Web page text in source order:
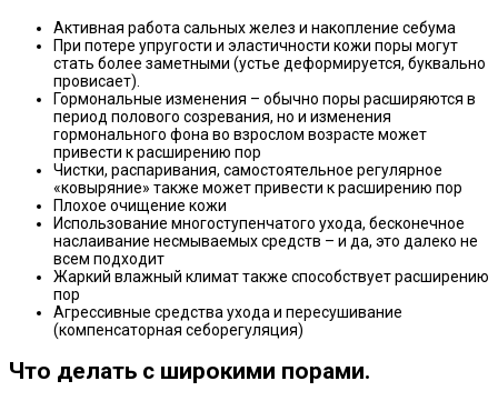
Активная работа сальных желез и накопление себума
При потере упругости и эластичности кожи поры могут
стать более заметными (устье деформируется, буквально
провисает).
Гормональные изменения – обычно поры расширяются в
период полового созревания, но и изменения
гормонального фона во взрослом возрасте может
привести к расширению пор
Чистки, распаривания, самостоятельное регулярное
«ковыряние» также может привести к расширению пор
Плохое очищение кожи
Использование многоступенчатого ухода, бесконечное
наслаивание несмываемых средств – и да, это далеко не
всем подходит
Жаркий влажный климат также способствует расширению
пор
Агрессивные средства ухода и пересушивание
(компенсаторная себорегуляция)
Что делать с широкими порами.